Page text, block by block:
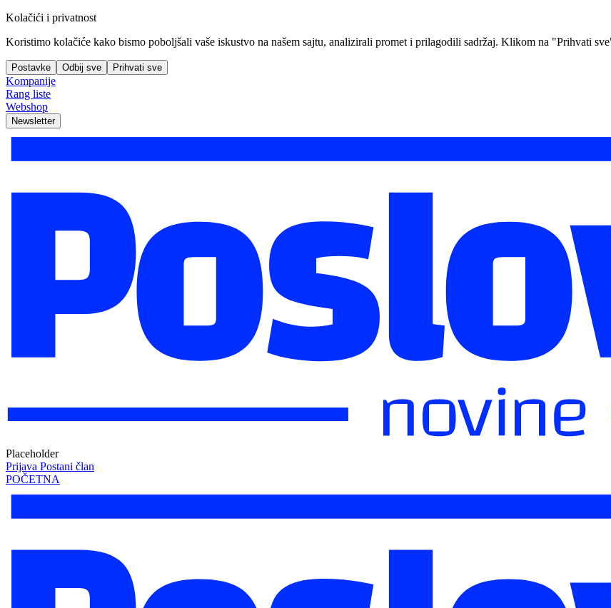
Kolačići i privatnost
Koristimo kolačiće kako bismo poboljšali vaše iskustvo na našem sajtu, analizirali promet i prilagodili sadržaj. Klikom na "Prihvati
Postavke Odbij sve Prihvati sve
Kompanije
Rang liste
Webshop
Newsletter
Placeholder
Prijava Postani član
POČETNA